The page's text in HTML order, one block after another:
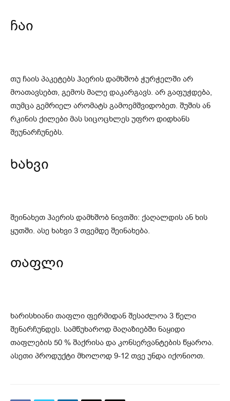
ჩაი
თუ ჩაის პაკეტებს ჰაერის დამხშობ ჭურჭელში არ
მოათავსებთ, გემოს მალე დაკარგავს. არ გაფუჭდება,
თუმცა გემრიელ არომატს გამოემშვიდობეთ. შუშის ან
რკინის ქილები მას სიცოცხლეს უფრო დიდხანს
შეუნარჩუნებს.
ხახვი
შეინახეთ ჰაერის დამხშობ ნივთში: ქაღალდის ან ხის
ყუთში. ასე ხახვი 3 თვემდე შეინახება.
თაფლი
ხარისხიანი თაფლი ფერმიდან შესაძლოა 3 წელი
შენარჩუნდეს. სამწუხაროდ მაღაზიებში ნაყიდი
თაფლების 50 % შაქრისა და კონსერვანტების წყაროა.
ასეთი პროდუქტი მხოლოდ 9-12 თვე უნდა იქონიოთ.